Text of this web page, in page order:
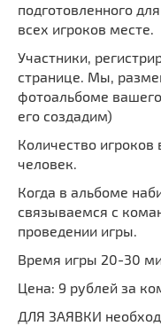
подготовленного
всех игроков месте.
Участники,
странице. Мы,
фотоальбоме
его создадим)
Количество
человек.
Когда в альбоме
связываемся с
проведении игры.
Время игры 20-30
Цена: 9 рублей за
ДЛЯ ЗАЯВКИ